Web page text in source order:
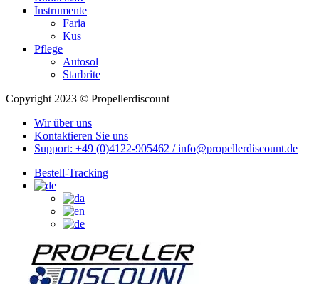
Instrumente
Faria
Kus
Pflege
Autosol
Starbrite
Copyright 2023 © Propellerdiscount
Wir über uns
Kontaktieren Sie uns
Support: +49 (0)4122-905462 / info@propellerdiscount.de
Bestell-Tracking